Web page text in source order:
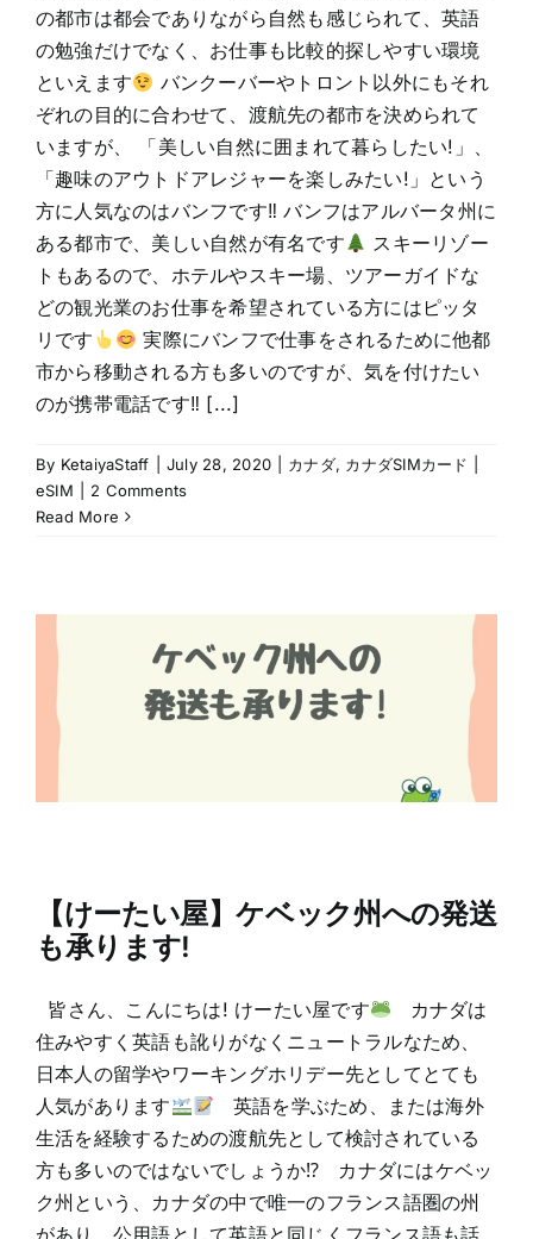
の都市は都会でありながら自然も感じられて、英語
の勉強だけでなく、お仕事も比較的探しやすい環境
といえます
バンクーバーやトロント以外にもそれ
ぞれの目的に合わせて、渡航先の都市を決められて
いますが、 「美しい自然に囲まれて暮らしたい!」、
「趣味のアウトドアレジャーを楽しみたい!」という
方に人気なのはバンフです‼ バンフはアルバータ州に
ある都市で、美しい自然が有名です
スキーリゾー
トもあるので、ホテルやスキー場、ツアーガイドな
どの観光業のお仕事を希望されている方にはピッタ
リです
実際にバンフで仕事をされるために他都
市から移動される方も多いのですが、気を付けたい
のが携帯電話です‼ [...]
By KetaiyaStaff July 28, 2020 カナダ, カナダSIMカード |
eSIM
2 Comments
Read More
【けーたい屋】ケベック州への発送
も承ります!
皆さん、こんにちは! けーたい屋です
カナダは
住みやすく英語も訛りがなくニュートラルなため、
日本人の留学やワーキングホリデー先としてとても
人気があります
英語を学ぶため、または海外
生活を経験するための渡航先として検討されている
方も多いのではないでしょうか⁉ カナダにはケベッ
ク州という、カナダの中で唯一のフランス語圏の州
があり、公用語として英語と同じくフランス語も話